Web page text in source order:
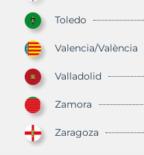
Toledo
Valencia/València
Valladolid
Zamora
Zaragoza